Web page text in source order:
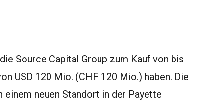
Source Capital Group zum Kauf von bis
USD 120 Mio. (CHF 120 Mio.) haben. Die
neuen Standort in der Payette